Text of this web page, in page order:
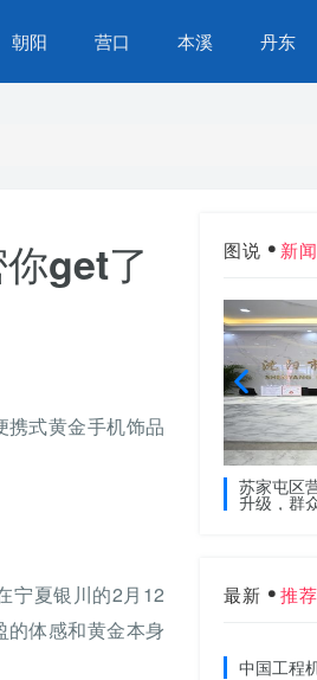
朝阳 营口 本溪 丹东
get了
式黄金手机饰品
宁夏银川的2月12
的体感和黄金本身
图说 新闻
苏家屯区
升级，群
最新 推荐
中国工程